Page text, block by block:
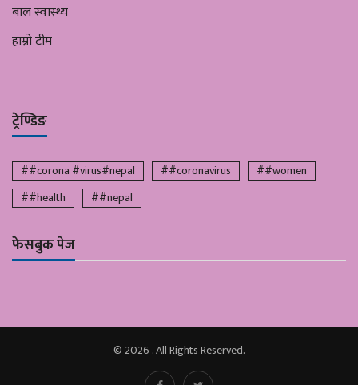
बाल स्वास्थ्य
हाम्रो टीम
ट्रेण्डिङ
##corona #virus#nepal ##coronavirus
##women
##health
##nepal
फेसबुक पेज
© 2026 . All Rights Reserved.